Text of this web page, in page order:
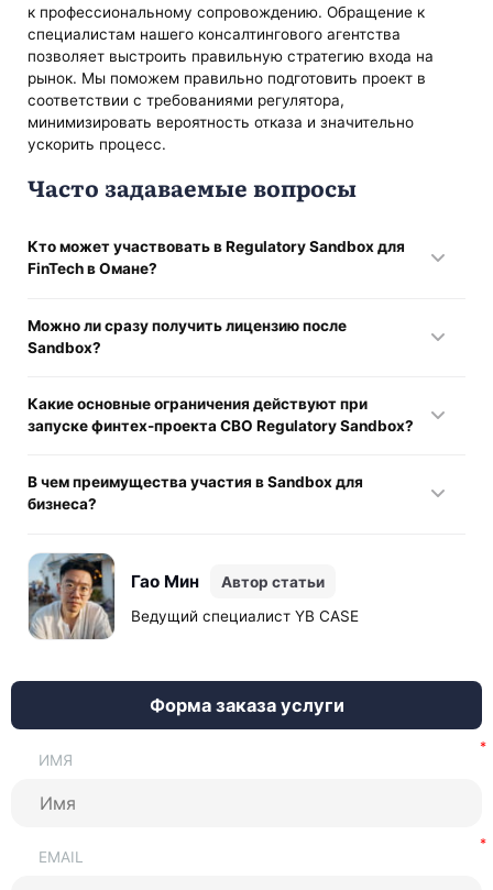
к профессиональному сопровождению. Обращение к
специалистам нашего консалтингового агентства
позволяет выстроить правильную стратегию входа на
рынок. Мы поможем правильно подготовить проект в
соответствии с требованиями регулятора,
минимизировать вероятность отказа и значительно
ускорить процесс.
Часто задаваемые вопросы
Кто может участвовать в Regulatory Sandbox для
FinTech в Омане?
технологические компании, банки и другие финансовые
провайдеры, которые предлагают инновационные
banking и других направлений.
Можно ли сразу получить лицензию после
Sandbox?
Однако успешное прохождение тестирования
значительно повышает шансы на ее получение.
Какие основные ограничения действуют при
запуске финтех-проекта CBO Regulatory Sandbox?
объем транзакций, время тестирования и
функциональность продукта.
В чем преимущества участия в Sandbox для
бизнеса?
протестировать продукт в реальных условиях, снизить
риски выхода на рынок и ускорить процесс будущего
лицензирования.
Гао Мин
Автор статьи
Ведущий специалист YB CASE
Форма заказа услуги
ИМЯ
EMAIL